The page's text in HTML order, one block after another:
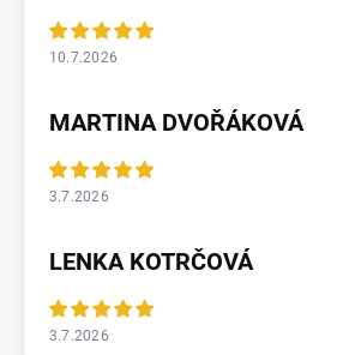
10.7.2026
MARTINA DVOŘÁKOVÁ
3.7.2026
LENKA KOTRČOVÁ
3.7.2026